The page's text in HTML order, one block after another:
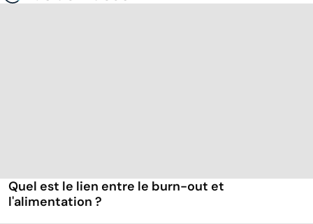
Quel est le lien entre le burn-out et
l'alimentation ?